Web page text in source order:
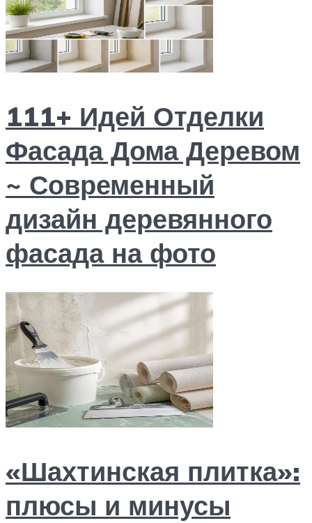
111+ Идей Отделки
Фасада Дома Деревом
~ Современный
дизайн деревянного
фасада на фото
«Шахтинская плитка»:
плюсы и минусы